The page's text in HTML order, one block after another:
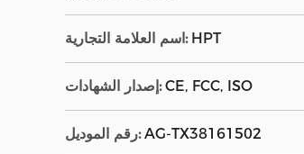
اسم العلامة التجارية: HPT
إصدار الشهادات: CE, FCC, ISO
رقم الموديل: AG-TX38161502